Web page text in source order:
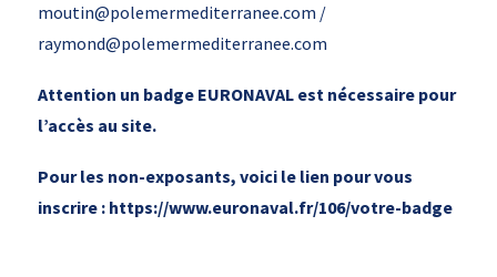
moutin@polemermediterranee.com /
raymond@polemermediterranee.com
Attention un badge EURONAVAL est nécessaire pour
l’accès au site.
Pour les non-exposants, voici le lien pour vous
inscrire : https://www.euronaval.fr/106/votre-badge